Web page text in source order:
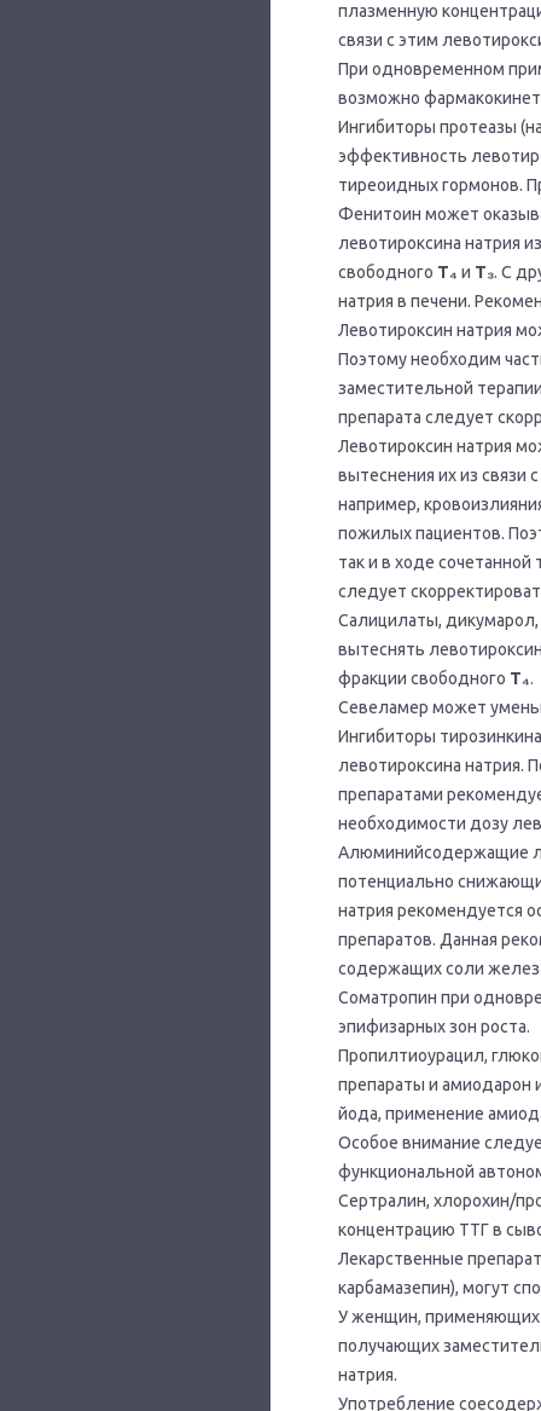
плазменную
связи с этим
При одновременном
возможно
Ингибиторы протеазы
эффективность
тиреоидных гормонов.
Фенитоин может
левотироксина натрия
свободного Т₄ и Т₃. С
натрия в печени.
Левотироксин натрия
Поэтому необходим
заместительной
препарата следует
Левотироксин натрия
вытеснения их из связи
например,
пожилых пациентов.
так и в ходе
следует
Салицилаты,
вытеснять
фракции свободного Т₄.
Севеламер может
Ингибиторы
левотироксина натрия.
препаратами
необходимости дозу
Алюминийсодержащие
потенциально
натрия рекомендуется
препаратов. Данная
содержащих соли
Соматропин при
эпифизарных зон роста.
Пропилтиоурацил,
препараты и амиодарон
йода, применение
Особое внимание
функциональной
Сертралин, хлорохин/
концентрацию ТТГ в
Лекарственные
карбамазепин), могут
У женщин, применяющих
получающих
натрия.
Употребление